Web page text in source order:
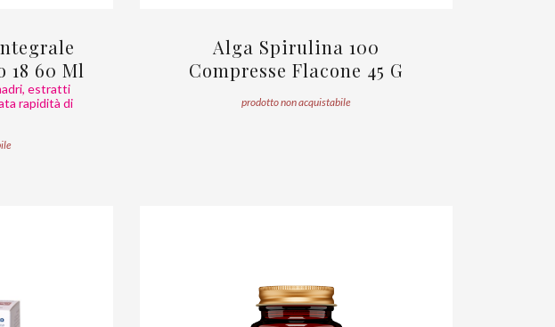
18 60 Ml
estratti
rapidità di
Alga Spirulina 100
Compresse Flacone 45 G
prodotto non acquistabile